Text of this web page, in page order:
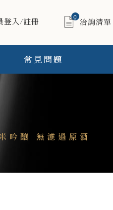
登入/註冊 0
洽詢清單
常見問題
釀 無濾過原酒